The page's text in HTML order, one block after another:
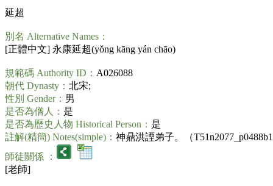
延超
別名 Alternative Names：
[正體中文] 永康延超(yǒng kāng yán chāo)
規範碼 Authority ID： A026088
朝代 Dynasty： 北宋;
性別 Gender： 男
是否為僧人： 是
是否為歷史人物 Historical Person： 是
註解(精簡) Notes(simple)： 神鼎洪諲弟子。（
師徒關係 ：
[老師]